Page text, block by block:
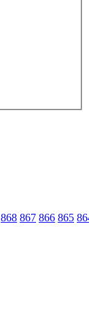
868 867 866 865